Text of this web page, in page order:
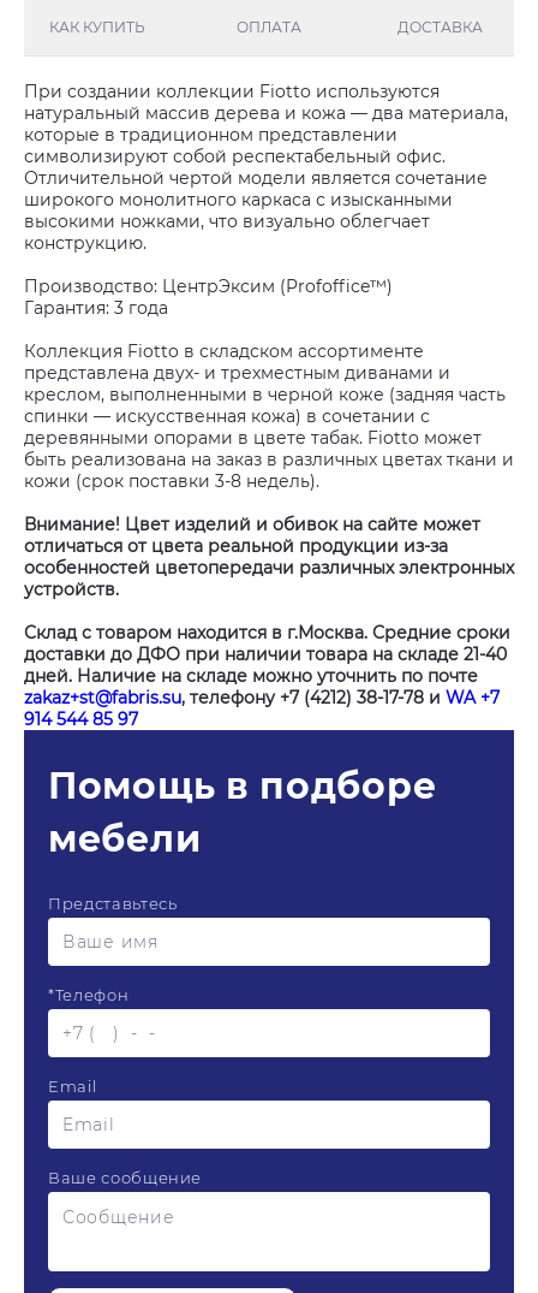
КАК КУПИТЬ ОПЛАТА ДОСТАВКА
При создании коллекции Fiotto используются
натуральный массив дерева и кожа — два материала,
которые в традиционном представлении
символизируют собой респектабельный офис.
Отличительной чертой модели является сочетание
широкого монолитного каркаса с изысканными
высокими ножками, что визуально облегчает
конструкцию.
Производство: ЦентрЭксим (Profoffice™)
Гарантия: 3 года
Коллекция Fiotto в складском ассортименте
представлена двух- и трехместным диванами и
креслом, выполненными в черной коже (задняя часть
спинки — искусственная кожа) в сочетании с
деревянными опорами в цвете табак. Fiotto может
быть реализована на заказ в различных цветах ткани и
кожи (срок поставки 3-8 недель).
Внимание! Цвет изделий и обивок на сайте может
отличаться от цвета реальной продукции из-за
особенностей цветопередачи различных электронных
устройств.
Склад с товаром находится в г.Москва. Средние сроки
доставки до ДФО при наличии товара на складе 21-40
дней. Наличие на складе можно уточнить по почте
zakaz+st@fabris.su, телефону +7 (4212) 38-17-78 и WA +7
914 544 85 97
Помощь в подборе
мебели
Представьтесь
*Телефон
Email
Ваше сообщение